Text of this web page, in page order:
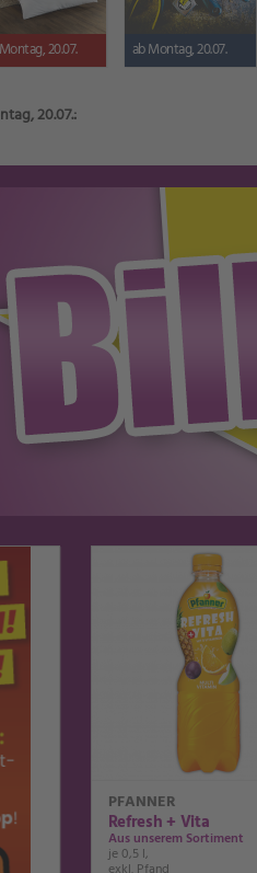
20.07. ab Montag, 20.07.
20.07.:
PFANNER
Refresh + Vita
Aus unserem Sortiment
je 0,5 l,